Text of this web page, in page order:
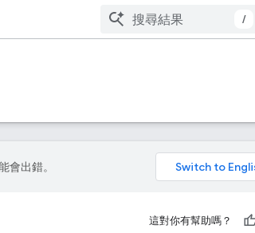
/
會出錯。
這對你有幫助嗎？